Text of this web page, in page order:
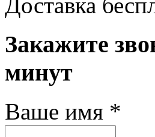
Доставка
Закажите
минут
Ваше имя *